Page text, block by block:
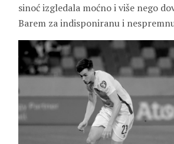
sinoć izgledala moćno i više nego
Barem za indisponiranu i